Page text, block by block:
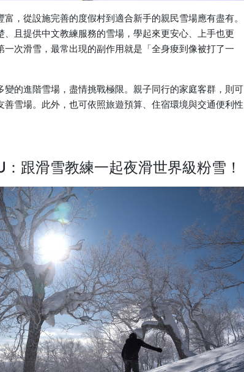
，從設施完善的度假村到適合新手的親民雪場應有盡有。
且提供中文教練服務的雪場，學起來更安心、上手也更
次滑雪，最常出現的副作用就是「全身痠到像被打了一
的進階雪場，盡情挑戰極限。親子同行的家庭客群，則可
雪場。此外，也可依照旅遊預算、住宿環境與交通便利性
跟滑雪教練一起夜滑世界級粉雪！